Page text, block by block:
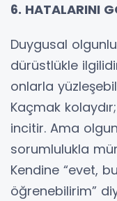
6. HATALARINI
Duygusal
dürüstlükle
onlarla
Kaçmak
incitir. Ama
sorumlulukla
Kendine “evet,
öğrenebilirim”